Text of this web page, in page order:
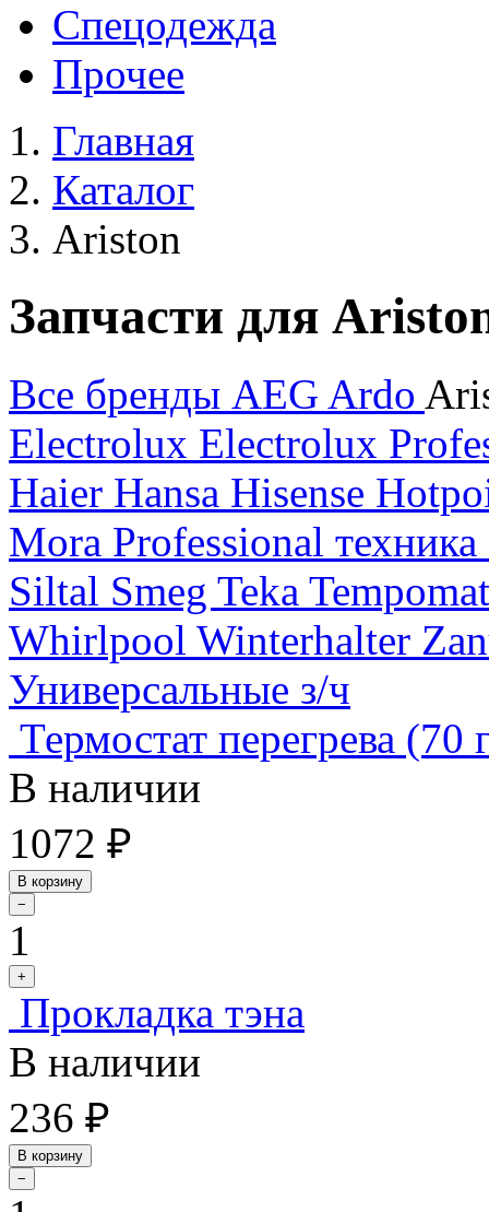
Спецодежда
Прочее
Главная
Каталог
Ariston
Запчасти для
Все бренды AEG Ardo
Electrolux Electrolux
Haier Hansa Hisense
Mora Professional техника
Siltal Smeg Teka
Whirlpool Winterhalter
Универсальные з/ч
Термостат перегрева
В наличии
1072 ₽
В корзину
−
1
+
Прокладка тэна
В наличии
236 ₽
В корзину
−